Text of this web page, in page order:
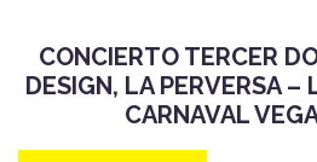
CONCIERTO TERCER
DESIGN, LA PERVERSA –
CARNAVAL